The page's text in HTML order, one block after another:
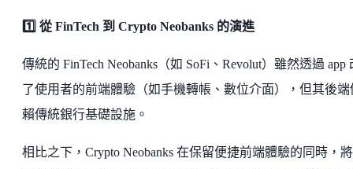
1️⃣ 從 FinTech 到 Crypto Neobanks 的演進
傳統的 FinTech Neobanks（如 SoFi、Revolut）雖然透過 app
了使用者的前端體驗（如手機轉帳、數位介面），但其後端
賴傳統銀行基礎設施。
相比之下，Crypto Neobanks 在保留便捷前端體驗的同時，